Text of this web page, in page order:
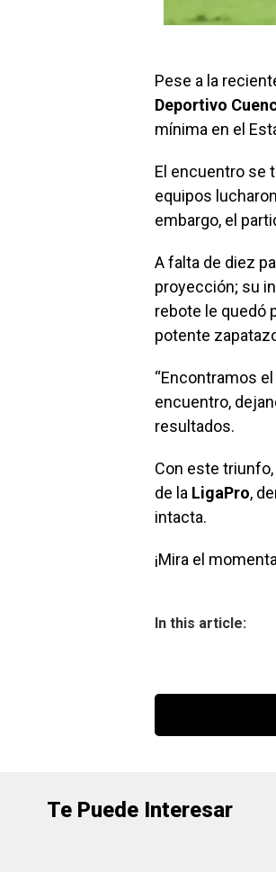
Pese a la
Deportivo
mínima en el
El encuentro se
equipos
embargo, el
A falta de diez
proyección; su
rebote le quedó
potente
“Encontramos
encuentro,
resultados.
Con este triunfo,
de la LigaPro,
intacta.
¡Mira el
In this article:
Te Puede Interesar